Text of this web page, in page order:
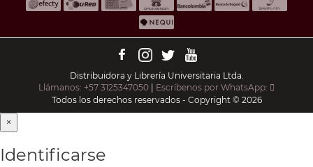
Distribuidora y Librería Universitaria Ltda.
Llámanos: +57 3125347050
Escríbenos por WhatsApp:
Todos los derechos reservados - Copyright © 2026
×
Identificarse